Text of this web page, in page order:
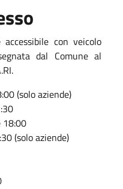
con veicolo
dal Comune al
(solo aziende)
18:00
(solo aziende)